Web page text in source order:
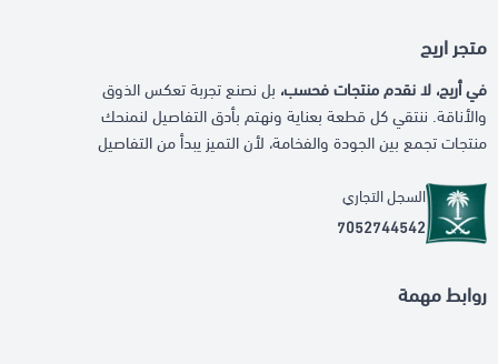
متجر اريج
في أريج، لا نقدم منتجات فحسب، بل نصنع تجربة تعكس الذوق
والأناقة. ننتقي كل قطعة بعناية ونهتم بأدق التفاصيل لنمنحك
منتجات تجمع بين الجودة والفخامة، لأن التميز يبدأ من التفاصيل
السجل التجاري
7052744542
روابط مهمة